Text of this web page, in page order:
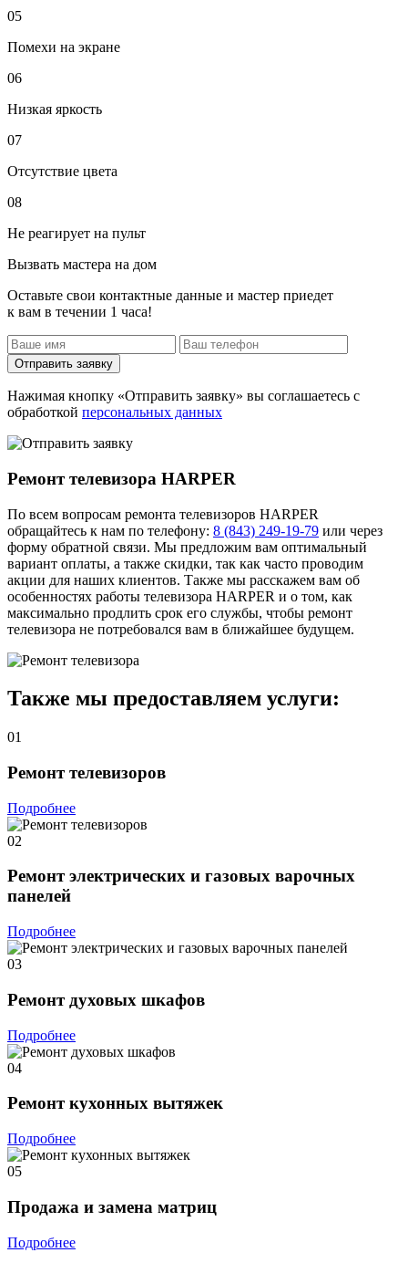
05
Помехи на экране
06
Низкая яркость
07
Отсутствие цвета
08
Не реагирует на пульт
Вызвать мастера на дом
Оставьте свои контактные данные и мастер приедет
к вам в течении 1 часа!
Отправить заявку
Нажимая кнопку «Отправить заявку» вы соглашаетесь с
обработкой персональных данных
Ремонт телевизора HARPER
По всем вопросам ремонта телевизоров HARPER
обращайтесь к нам по телефону: 8 (843) 249-19-79 или через
форму обратной связи. Мы предложим вам оптимальный
вариант оплаты, а также скидки, так как часто проводим
акции для наших клиентов. Также мы расскажем вам об
особенностях работы телевизора HARPER и о том, как
максимально продлить срок его службы, чтобы ремонт
телевизора не потребовался вам в ближайшее будущем.
Также мы предоставляем услуги:
01
Ремонт телевизоров
Подробнее
02
Ремонт электрических и газовых варочных
панелей
Подробнее
03
Ремонт духовых шкафов
Подробнее
04
Ремонт кухонных вытяжек
Подробнее
05
Продажа и замена матриц
Подробнее